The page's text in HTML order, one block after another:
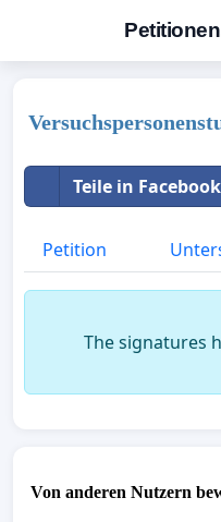
Teile in Facebook
Petition
The signatures
Von anderen Nutzern